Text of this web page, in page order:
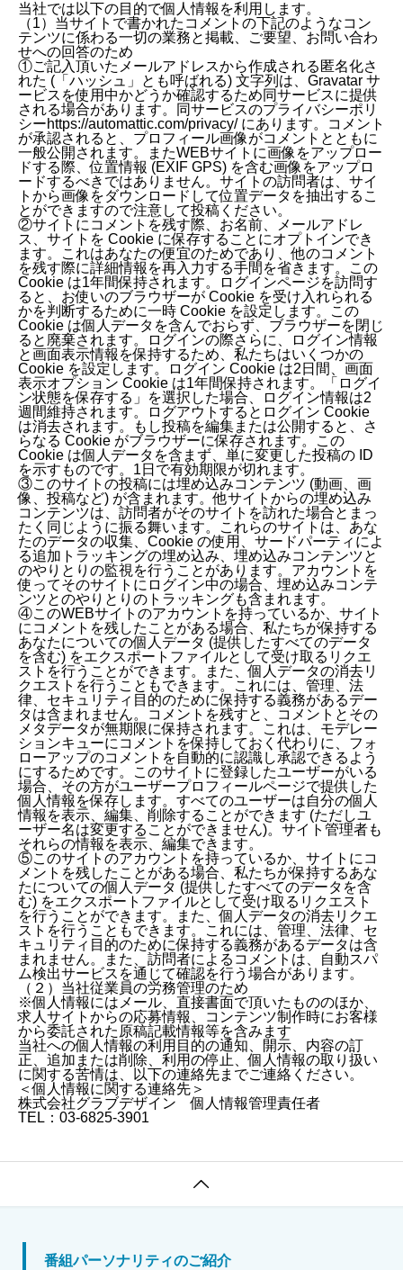
当社では以下の目的で個人情報を利用します。
（1）当サイトで書かれたコメントの下記のようなコン
テンツに係わる一切の業務と掲載、ご要望、お問い合わ
せへの回答のため
①ご記入頂いたメールアドレスから作成される匿名化さ
れた (「ハッシュ」とも呼ばれる) 文字列は、Gravatar サ
ービスを使用中かどうか確認するため同サービスに提供
される場合があります。同サービスのプライバシーポリ
シーhttps://automattic.com/privacy/ にあります。コメント
が承認されると、プロフィール画像がコメントとともに
一般公開されます。またWEBサイトに画像をアップロー
ドする際、位置情報 (EXIF GPS) を含む画像をアップロ
ードするべきではありません。サイトの訪問者は、サイ
トから画像をダウンロードして位置データを抽出するこ
とができますので注意して投稿ください。
②サイトにコメントを残す際、お名前、メールアドレ
ス、サイトを Cookie に保存することにオプトインでき
ます。これはあなたの便宜のためであり、他のコメント
を残す際に詳細情報を再入力する手間を省きます。この
Cookie は1年間保持されます。ログインページを訪問す
ると、お使いのブラウザーが Cookie を受け入れられる
かを判断するために一時 Cookie を設定します。この
Cookie は個人データを含んでおらず、ブラウザーを閉じ
ると廃棄されます。ログインの際さらに、ログイン情報
と画面表示情報を保持するため、私たちはいくつかの
Cookie を設定します。ログイン Cookie は2日間、画面
表示オプション Cookie は1年間保持されます。「ログイ
ン状態を保存する」を選択した場合、ログイン情報は2
週間維持されます。ログアウトするとログイン Cookie
は消去されます。もし投稿を編集または公開すると、さ
らなる Cookie がブラウザーに保存されます。この
Cookie は個人データを含まず、単に変更した投稿の ID
を示すものです。1日で有効期限が切れます。
③このサイトの投稿には埋め込みコンテンツ (動画、画
像、投稿など) が含まれます。他サイトからの埋め込み
コンテンツは、訪問者がそのサイトを訪れた場合とまっ
たく同じように振る舞います。これらのサイトは、あな
たのデータの収集、Cookie の使用、サードパーティによ
る追加トラッキングの埋め込み、埋め込みコンテンツと
のやりとりの監視を行うことがあります。アカウントを
使ってそのサイトにログイン中の場合、埋め込みコンテ
ンツとのやりとりのトラッキングも含まれます。
④このWEBサイトのアカウントを持っているか、サイト
にコメントを残したことがある場合、私たちが保持する
あなたについての個人データ (提供したすべてのデータ
を含む) をエクスポートファイルとして受け取るリクエ
ストを行うことができます。また、個人データの消去リ
クエストを行うこともできます。これには、管理、法
律、セキュリティ目的のために保持する義務があるデー
タは含まれません。コメントを残すと、コメントとその
メタデータが無期限に保持されます。これは、モデレー
ションキューにコメントを保持しておく代わりに、フォ
ローアップのコメントを自動的に認識し承認できるよう
にするためです。このサイトに登録したユーザーがいる
場合、その方がユーザープロフィールページで提供した
個人情報を保存します。すべてのユーザーは自分の個人
情報を表示、編集、削除することができます (ただしユ
ーザー名は変更することができません)。サイト管理者も
それらの情報を表示、編集できます。
⑤このサイトのアカウントを持っているか、サイトにコ
メントを残したことがある場合、私たちが保持するあな
たについての個人データ (提供したすべてのデータを含
む) をエクスポートファイルとして受け取るリクエスト
を行うことができます。また、個人データの消去リクエ
ストを行うこともできます。これには、管理、法律、セ
キュリティ目的のために保持する義務があるデータは含
まれません。また、訪問者によるコメントは、自動スパ
ム検出サービスを通じて確認を行う場合があります。
（２）当社従業員の労務管理のため
※個人情報にはメール、直接書面で頂いたもののほか、
求人サイトからの応募情報、コンテンツ制作時にお客様
から委託された原稿記載情報等を含みます
当社への個人情報の利用目的の通知、開示、内容の訂
正、追加または削除、利用の停止、個人情報の取り扱い
に関する苦情は、以下の連絡先までご連絡ください。
＜個人情報に関する連絡先＞
株式会社グラブデザイン 個人情報管理責任者
TEL：03-6825-3901

番組パーソナリティのご紹介